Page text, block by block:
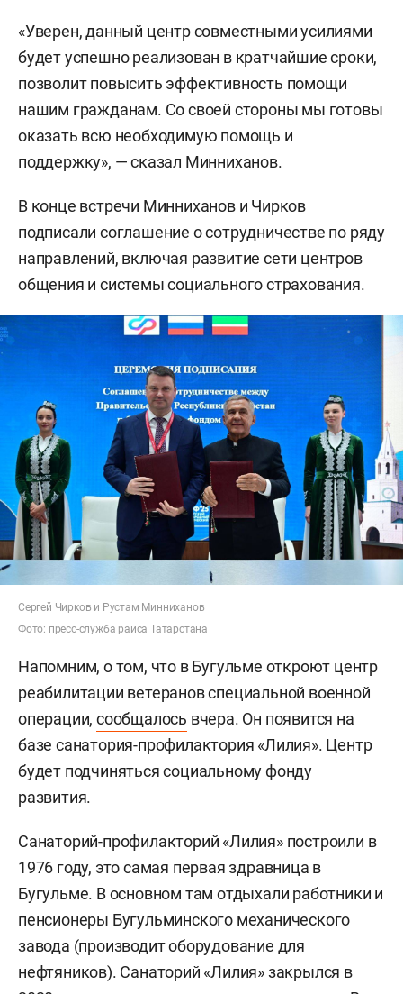
«Уверен, данный центр совместными усилиями
будет успешно реализован в кратчайшие сроки,
позволит повысить эффективность помощи
нашим гражданам. Со своей стороны мы готовы
оказать всю необходимую помощь и
поддержку», — сказал Минниханов.
В конце встречи Минниханов и Чирков
подписали соглашение о сотрудничестве по ряду
направлений, включая развитие сети центров
общения и системы социального страхования.
Сергей Чирков и Рустам Минниханов
Фото: пресс-служба раиса Татарстана
Напомним, о том, что в Бугульме откроют центр
реабилитации ветеранов специальной военной
операции,сообщалось вчера. Он появится на
базе санатория-профилактория «Лилия». Центр
будет подчиняться социальному фонду
развития.
Санаторий-профилакторий «Лилия» построили в
1976 году, это самая первая здравница в
Бугульме. В основном там отдыхали работники и
пенсионеры Бугульминского механического
завода (производит оборудование для
нефтяников). Санаторий «Лилия» закрылся в